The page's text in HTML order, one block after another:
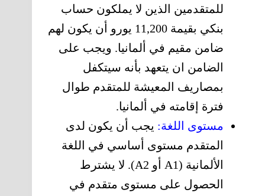
للمتقدمين الذين لا يملكون حساب
بنكي بقيمة 11,200 يورو أن يكون لهم
ضامن مقيم في ألمانيا. ويجب على
الضامن ان يتعهد بأنه سيتكفل
بمصاريف المعيشة للمتقدم طوال
فترة إقامته في ألمانيا.
مستوى اللغة: يجب أن يكون لدى
المتقدم مستوى أساسي في اللغة
الألمانية (A1 أو A2). لا يشترط
الحصول على مستوى متقدم في